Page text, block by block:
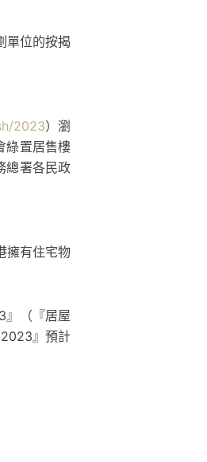
單位的按揭
2023）瀏
綠置居售樓
總署各民政
擁有住宅物
』（『居屋
』預計